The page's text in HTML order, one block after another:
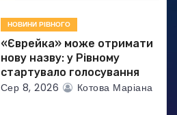
НОВИНИ РІВНОГО
«Єврейка» може отримати
нову назву: у Рівному
стартувало голосування
Сер 8, 2026 Котова Маріана